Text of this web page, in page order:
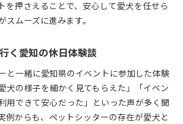
を押さえることで、安心して愛犬を任せら
ムーズに進みます。
く愛知の休日体験談
と一緒に愛知県のイベントに参加した体験
犬の様子を細かく見てもらえた」「イベン
用できて安心だった」といった声が多く聞
例からも、ペットシッターの存在が愛犬と